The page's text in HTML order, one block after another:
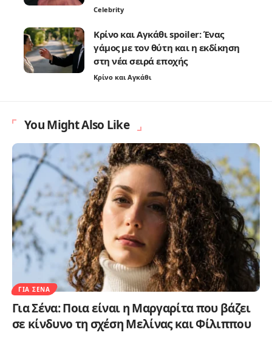
Celebrity
Κρίνο και Αγκάθι spoiler: Ένας
γάμος με τον θύτη και η εκδίκηση
στη νέα σειρά εποχής
Κρίνο και Αγκάθι
You Might Also Like
ΓΙΑ ΣΈΝΑ
Για Σένα: Ποια είναι η Μαργαρίτα που βάζει
σε κίνδυνο τη σχέση Μελίνας και Φίλιππου